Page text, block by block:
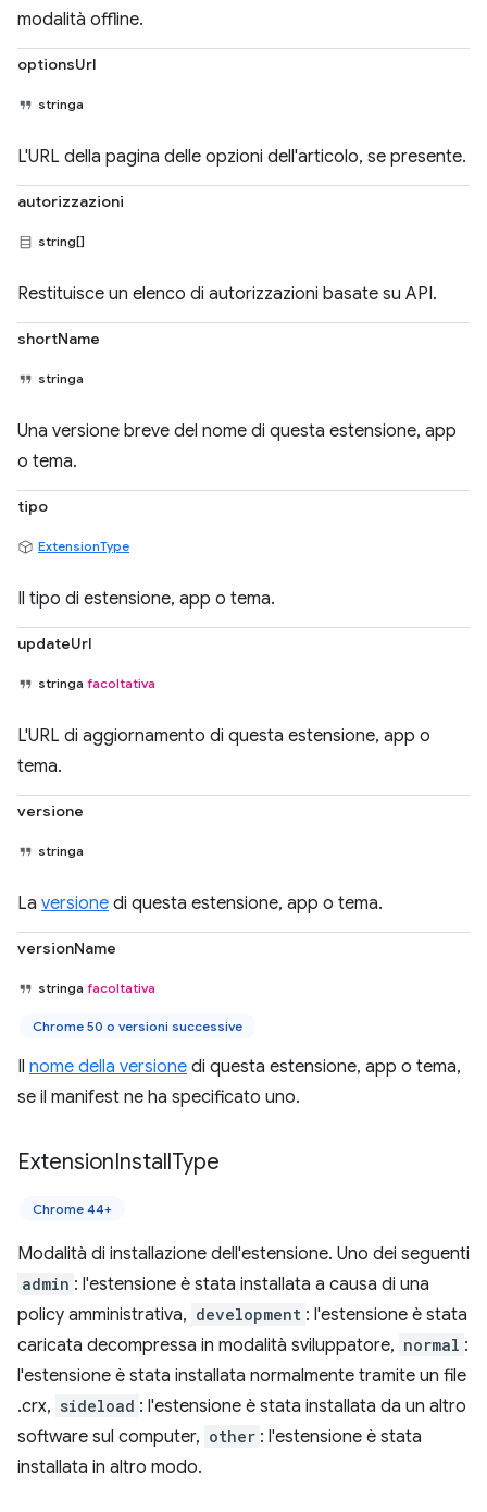
modalità offline.
optionsUrl
stringa
L'URL della pagina delle opzioni dell'articolo, se presente.
autorizzazioni
string[]
Restituisce un elenco di autorizzazioni basate su API.
shortName
stringa
Una versione breve del nome di questa estensione, app
o tema.
tipo
ExtensionType
Il tipo di estensione, app o tema.
updateUrl
stringa facoltativa
L'URL di aggiornamento di questa estensione, app o
tema.
versione
stringa
La versione di questa estensione, app o tema.
versionName
stringa facoltativa
Chrome 50 o versioni successive
Il nome della versione di questa estensione, app o tema,
se il manifest ne ha specificato uno.
ExtensionInstallType
Chrome 44+
Modalità di installazione dell'estensione. Uno dei seguenti
admin : l'estensione è stata installata a causa di una
policy amministrativa, development : l'estensione è stata
caricata decompressa in modalità sviluppatore, normal :
l'estensione è stata installata normalmente tramite un file
.crx, sideload : l'estensione è stata installata da un altro
software sul computer, other : l'estensione è stata
installata in altro modo.